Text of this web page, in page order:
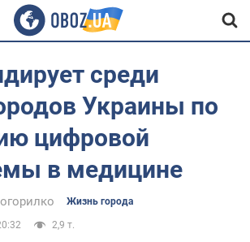
среди
Украины по
цифровой
в медицине
Жизнь города
2,9 т.